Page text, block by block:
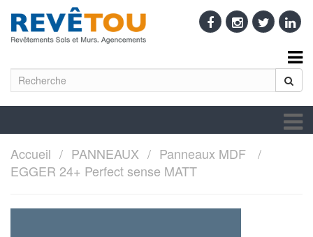
Accueil PANNEAUX
Panneaux MDF
EGGER 24+ Perfect sense MATT